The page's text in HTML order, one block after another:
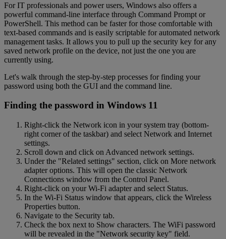
For IT professionals and power users, Windows also offers a
powerful command-line interface through Command Prompt or
PowerShell. This method can be faster for those comfortable with
text-based commands and is easily scriptable for automated network
management tasks. It allows you to pull up the security key for any
saved network profile on the device, not just the one you are
currently using.
Let's walk through the step-by-step processes for finding your
password using both the GUI and the command line.
Finding the password in Windows 11
Right-click the Network icon in your system tray (bottom-
right corner of the taskbar) and select Network and Internet
settings.
Scroll down and click on Advanced network settings.
Under the "Related settings" section, click on More network
adapter options. This will open the classic Network
Connections window from the Control Panel.
Right-click on your Wi-Fi adapter and select Status.
In the Wi-Fi Status window that appears, click the Wireless
Properties button.
Navigate to the Security tab.
Check the box next to Show characters. The WiFi password
will be revealed in the "Network security key" field.